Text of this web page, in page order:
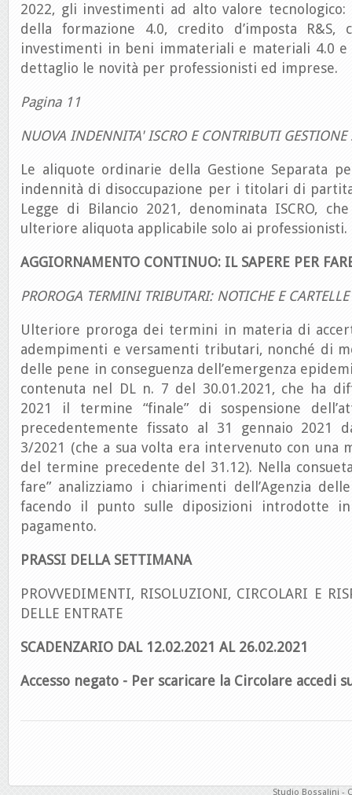
2022, gli investimenti ad alto valore
della formazione 4.0, credito d’imposta R&S,
investimenti in beni immateriali e materiali 4.0 e
dettaglio le novità per professionisti ed imprese.
Pagina 11
NUOVA INDENNITA' ISCRO E CONTRIBUTI GESTIONE
Le aliquote ordinarie della Gestione Separata
indennità di disoccupazione per i titolari di
Legge di Bilancio 2021, denominata ISCRO,
ulteriore aliquota applicabile solo ai professionisti.
AGGIORNAMENTO CONTINUO: IL SAPERE PER
PROROGA TERMINI TRIBUTARI: NOTICHE E CARTELLE
Ulteriore proroga dei termini in materia di
adempimenti e versamenti tributari, nonché di
delle pene in conseguenza dell’emergenza
contenuta nel DL n. 7 del 30.01.2021, che ha
2021 il termine “finale” di sospensione
precedentemente fissato al 31 gennaio 2021
3/2021 (che a sua volta era intervenuto con una
del termine precedente del 31.12). Nella
fare” analizziamo i chiarimenti dell’Agenzia
facendo il punto sulle diposizioni introdotte
pagamento.
PRASSI DELLA SETTIMANA
PROVVEDIMENTI, RISOLUZIONI, CIRCOLARI E
DELLE ENTRATE
SCADENZARIO DAL 12.02.2021 AL 26.02.2021
Accesso negato - Per scaricare la Circolare accedi
Studio Bossalini -